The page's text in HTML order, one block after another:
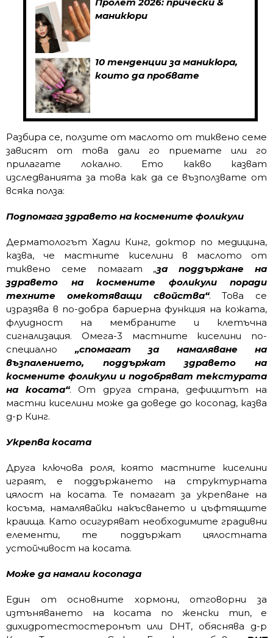
Пролет 2026: прически &
маникюри
10 тенденции за маникюра,
които да пробвате
Разбира се, ползите от маслото от тиквено семе
зависят от това дали го приемате или го
прилагате локално. Ето какво казват
изследванията за това как да се възползвате от
всяка полза:
Подпомага здравето на космените фоликули
Дерматологът Хадли Кинг, доктор по медицина,
казва, че мастните киселини в маслото от
тиквено семе помагат „за поддържане на
здравето на космените фоликули поради
техните омекотяващи свойства“. Това се
изразява в по-добра бариерна функция на кожата,
флуидност на мембраните и клетъчна
сигнализация. Омега-3 мастните киселини по-
специално „спомагат за намаляване на
възпалението, поддържат здравето на
космените фоликули и подобряват текстурата
на косата“. От друга страна, дефицитът на
мастни киселини може да доведе до косопад, казва
д-р Кинг.
Укрепва косата
Друга ключова роля, която мастните киселини
играят, е поддържането на структурната
цялост на косата. Те помагат за укрепване на
косъма, намалявайки накъсването и цъфтящите
краища. Като осигуряват необходимите градивни
елементи, те поддържат цялостната
устойчивост на косата.
Може да намали косопада
Един от основните хормони, отговорни за
изтъняването на косата по женски тип, е
дихидротестостеронът или DHT, обяснява д-р